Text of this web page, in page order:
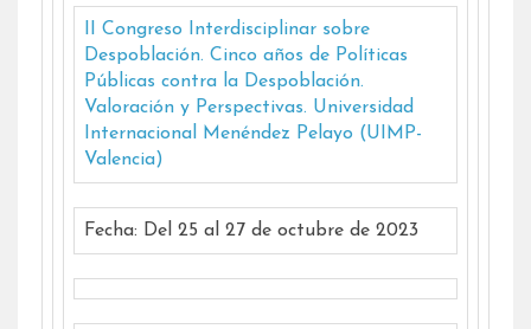
II Congreso Interdisciplinar sobre
Despoblación. Cinco años de Políticas
Públicas contra la Despoblación.
Valoración y Perspectivas. Universidad
Internacional Menéndez Pelayo (UIMP-
Valencia)
Fecha: Del 25 al 27 de octubre de 2023